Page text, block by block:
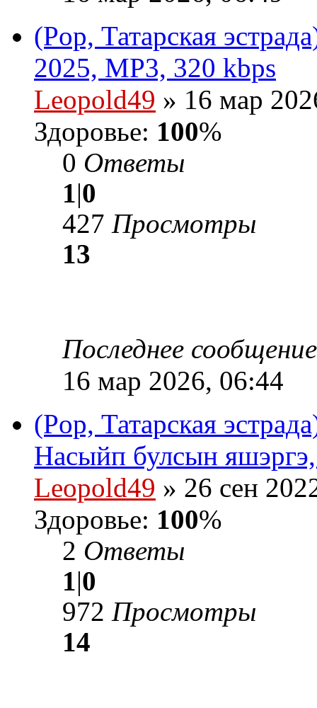
(Pop, Татарская
2025, MP3, 320 kbps
Leopold49 » 16 мар
Здоровье: 100%
0 Ответы
1|0
427 Просмотры
13
Последнее
16 мар 2026, 06:44
(Pop, Татарская
Насыйп булсын
Leopold49 » 26 сен
Здоровье: 100%
2 Ответы
1|0
972 Просмотры
14